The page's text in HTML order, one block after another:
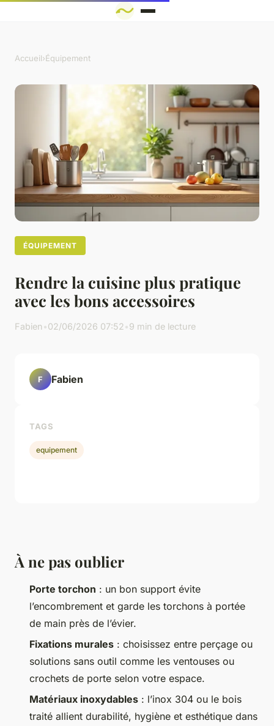
Accueil›Équipement
ÉQUIPEMENT
Rendre la cuisine plus pratique
avec les bons accessoires
Fabien •02/06/2026 07:52•9 min de lecture
À ne pas oublier
Porte torchon : un bon support évite
l’encombrement et garde les torchons à portée
de main près de l’évier.
Fixations murales : choisissez entre perçage ou
solutions sans outil comme les ventouses ou
crochets de porte selon votre espace.
Matériaux inoxydables : l’inox 304 ou le bois
traité allient durabilité, hygiène et esthétique dans
F Fabien
TAGS
equipement